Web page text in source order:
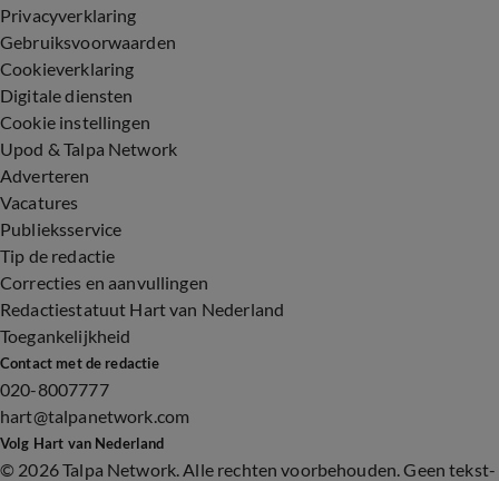
Privacyverklaring
Gebruiksvoorwaarden
Cookieverklaring
Digitale diensten
Cookie instellingen
Upod & Talpa Network
Adverteren
Vacatures
Publieksservice
Tip de redactie
Correcties en aanvullingen
Redactiestatuut Hart van Nederland
Toegankelijkheid
Contact met de redactie
020-8007777
hart@talpanetwork.com
Volg Hart van Nederland
© 2026 Talpa Network. Alle rechten voorbehouden. Geen tekst-